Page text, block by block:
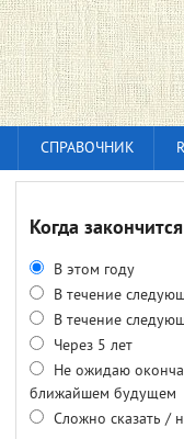
СПРАВОЧНИК
Когда
В этом году
В течение
В течение
Через 5 лет
Не ожидаю
ближайшем будущем
Сложно сказать /